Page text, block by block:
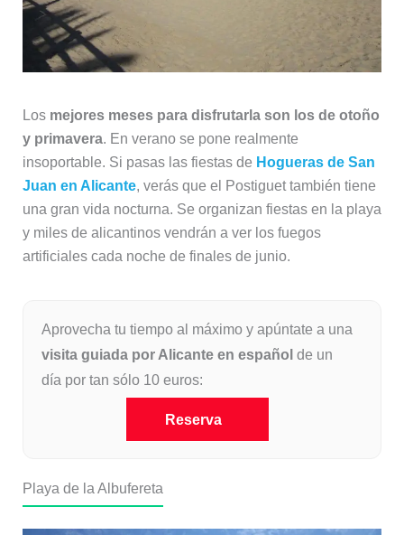
Los mejores meses para disfrutarla son los de otoño
y primavera. En verano se pone realmente
insoportable. Si pasas las fiestas de Hogueras de San
Juan en Alicante, verás que el Postiguet también tiene
una gran vida nocturna. Se organizan fiestas en la playa
y miles de alicantinos vendrán a ver los fuegos
artificiales cada noche de finales de junio.
Aprovecha tu tiempo al máximo y apúntate a una
visita guiada por Alicante en español de un
día por tan sólo 10 euros:
Reserva
Playa de la Albufereta